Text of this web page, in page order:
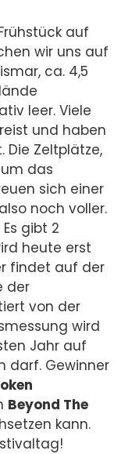
auf
wir uns auf
ca. 4,5
leer. Viele
und haben
Zeltplätze,
das
sich einer
noch voller.
gibt 2
heute erst
findet auf der
der
von der
wird
Jahr auf
darf. Gewinner
Beyond The
kann.